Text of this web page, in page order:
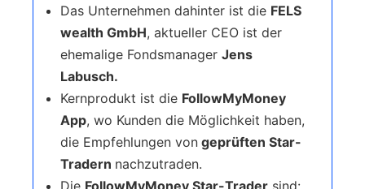
Das Unternehmen dahinter ist die FELS
wealth GmbH, aktueller CEO ist der
ehemalige Fondsmanager Jens
Labusch.
Kernprodukt ist die FollowMyMoney
App, wo Kunden die Möglichkeit haben,
die Empfehlungen von geprüften Star-
Tradern nachzutraden.
Die FollowMyMoney Star-Trader sind: